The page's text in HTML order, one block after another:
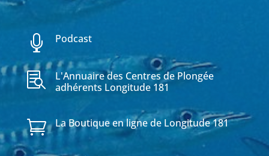
 Podcast

L'Annuaire des Centres de Plongée
adhérents Longitude 181
 La Boutique en ligne de Longitude 181